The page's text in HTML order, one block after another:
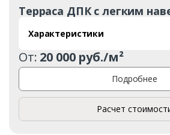
Терраса ДПК с легким
Характеристики
От: 20 000 руб./м²
Подробнее
Расчет